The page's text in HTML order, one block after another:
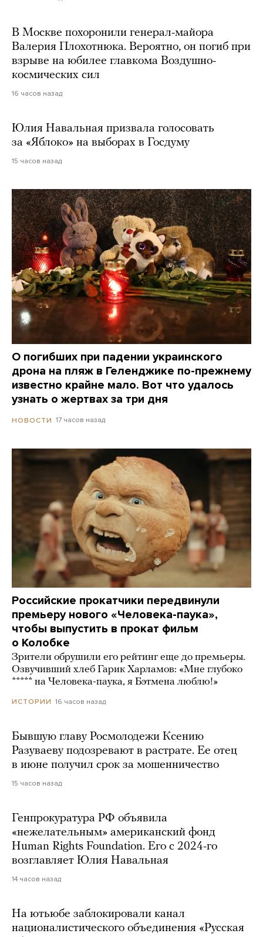
В Москве похоронили генерал-майора
Валерия Плохотнюка. Вероятно, он погиб при
взрыве на юбилее главкома Воздушно-
космических сил
16 часов назад
Юлия Навальная призвала голосовать
за «Яблоко» на выборах в Госдуму
15 часов назад
О погибших при падении украинского
дрона на пляж в Геленджике по-прежнему
известно крайне мало. Вот что удалось
узнать о жертвах за три дня
НОВОСТИ 17 часов назад
Российские прокатчики передвинули
премьеру нового «Человека-паука»,
чтобы выпустить в прокат фильм
о Колобке
Зрители обрушили его рейтинг еще до премьеры.
Озвучивший хлеб Гарик Харламов: «Мне глубоко
***** на Человека-паука, я Бэтмена люблю!»
ИСТОРИИ 16 часов назад
Бывшую главу Росмолодежи Ксению
Разуваеву подозревают в растрате. Ее отец
в июне получил срок за мошенничество
15 часов назад
Генпрокуратура РФ объявила
«нежелательным» американский фонд
Human Rights Foundation. Его с 2024-го
возглавляет Юлия Навальная
14 часов назад
На ютьюбе заблокировали канал
националистического объединения «Русская